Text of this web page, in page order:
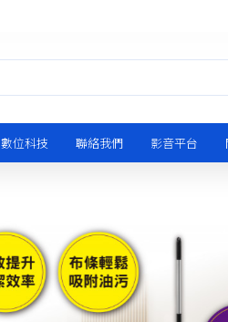
數位科技 聯絡我們 影音平台